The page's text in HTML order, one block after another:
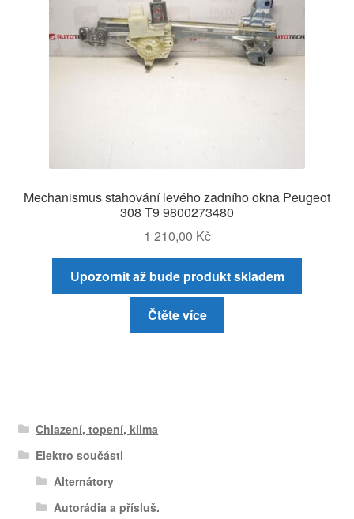
Mechanismus stahování levého zadního okna Peugeot
308 T9 9800273480
1 210,00 Kč
Upozornit až bude produkt skladem
Čtěte více
Chlazení, topení, klima
Elektro součásti
Alternátory
Autorádia a přísluš.